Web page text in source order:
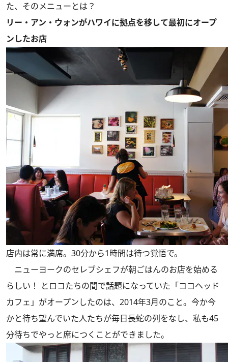
た、そのメニューとは？
リー・アン・ウォンがハワイに拠点を移して最初にオープ
ンしたお店
店内は常に満席。30分から1時間は待つ覚悟で。
ニューヨークのセレブシェフが朝ごはんのお店を始める
らしい！ とロコたちの間で話題になっていた「ココヘッド
カフェ」がオープンしたのは、2014年3月のこと。今か今
かと待ち望んでいた人たちが毎日長蛇の列をなし、私も45
分待ちでやっと席につくことができました。